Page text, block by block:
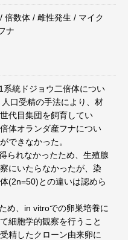
倍数体 / 雌性発生 / マイク
ナ
統ドジョウ二倍体につい
口受精の手法により、材
代目集団を飼育してい
体オランダ産フナについ
できなかった。
られなかったため、生殖腺
にいたらなかったが、染
(2n=50)との違いは認めら
め、in vitroでの卵巣培養に
細胞学的観察を行うこと
精したクローン由来卵に